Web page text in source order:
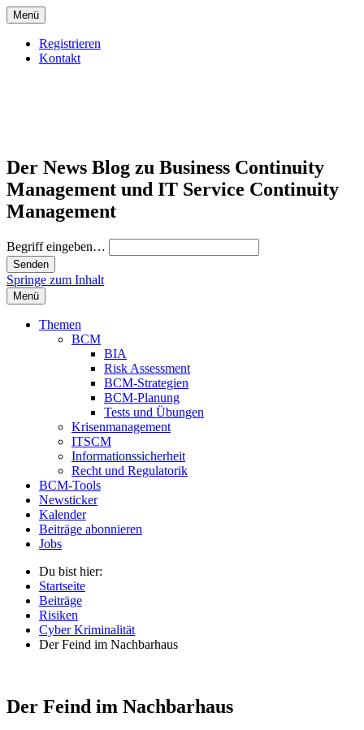
Menü
Registrieren
Kontakt
Der News Blog zu Business Continuity
Management und IT Service Continuity
Management
Begriff eingeben…
Springe zum Inhalt
Menü
Themen
BCM
BIA
Risk Assessment
BCM-Strategien
BCM-Planung
Tests und Übungen
Krisenmanagement
ITSCM
Informationssicherheit
Recht und Regulatorik
BCM-Tools
Newsticker
Kalender
Beiträge abonnieren
Jobs
Du bist hier:
Startseite
Beiträge
Risiken
Cyber Kriminalität
Der Feind im Nachbarhaus
Der Feind im Nachbarhaus